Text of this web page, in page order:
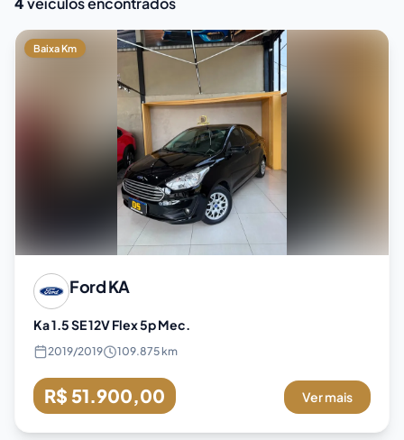
Baixa Km
FordKA
Ka 1.5 SE 12V Flex 5p Mec.
2019/2019 109.875 km
R$ 51.900,00 Ver mais